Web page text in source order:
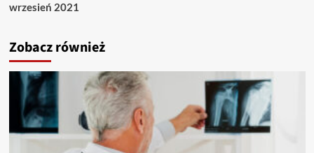
wrzesień 2021
Zobacz również